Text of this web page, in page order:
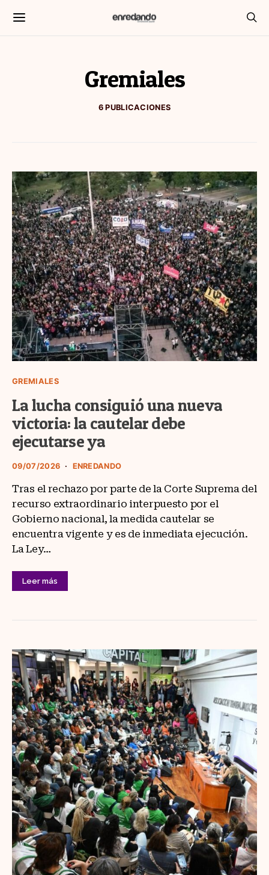
Gremiales
6 PUBLICACIONES
GREMIALES
La lucha consiguió una nueva
victoria: la cautelar debe
ejecutarse ya
09/07/2026 ENREDANDO
Tras el rechazo por parte de la Corte Suprema del
recurso extraordinario interpuesto por el
Gobierno nacional, la medida cautelar se
encuentra vigente y es de inmediata ejecución.
La Ley…
Leer más